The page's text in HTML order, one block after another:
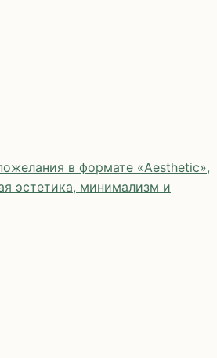
в формате «Aesthetic»,
эстетика, минимализм и